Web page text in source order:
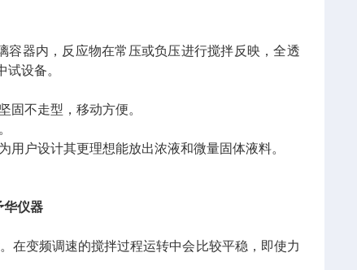
器内，反应物在常压或负压进行搅拌反映，全透
设备。
固不走型，移动方便。
户设计其更理想能放出浓液和微量固体液料。
华仪器
在变频调速的搅拌过程运转中会比较平稳，即使力